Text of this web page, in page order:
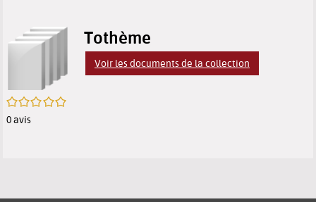
résultats
de
recherche
des
résultats
des
/5
0avis
Tothème
Voir les documents de la collection